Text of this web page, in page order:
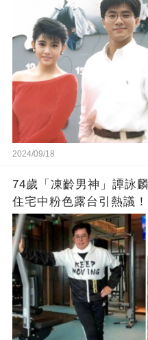
2024/09/18
74歲「凍齡男神」譚詠
住宅中粉色露台引熱議！